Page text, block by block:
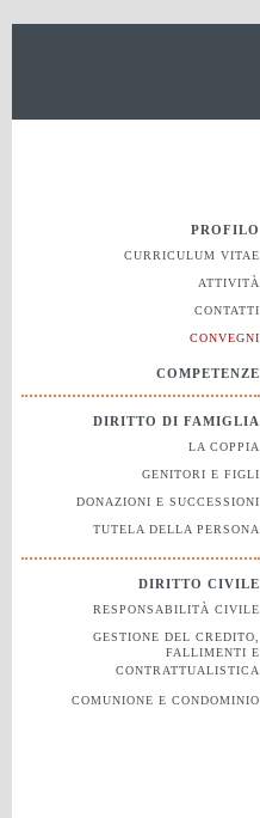
PROFILO
CURRICULUM VITAE
ATTIVITÀ
CONTATTI
CONVEGNI
COMPETENZE
DIRITTO DI FAMIGLIA
LA COPPIA
GENITORI E FIGLI
DONAZIONI E SUCCESSIONI
TUTELA DELLA PERSONA
DIRITTO CIVILE
RESPONSABILITÀ CIVILE
GESTIONE DEL CREDITO,
FALLIMENTI E
CONTRATTUALISTICA
COMUNIONE E CONDOMINIO